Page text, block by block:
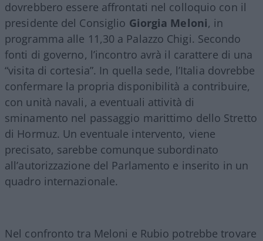
dovrebbero essere affrontati nel colloquio con il
presidente del Consiglio Giorgia Meloni, in
programma alle 11,30 a Palazzo Chigi. Secondo
fonti di governo, l’incontro avrà il carattere di una
“visita di cortesia”. In quella sede, l’Italia dovrebbe
confermare la propria disponibilità a contribuire,
con unità navali, a eventuali attività di
sminamento nel passaggio marittimo dello Stretto
di Hormuz. Un eventuale intervento, viene
precisato, sarebbe comunque subordinato
all’autorizzazione del Parlamento e inserito in un
quadro internazionale.
Nel confronto tra Meloni e Rubio potrebbe trovare